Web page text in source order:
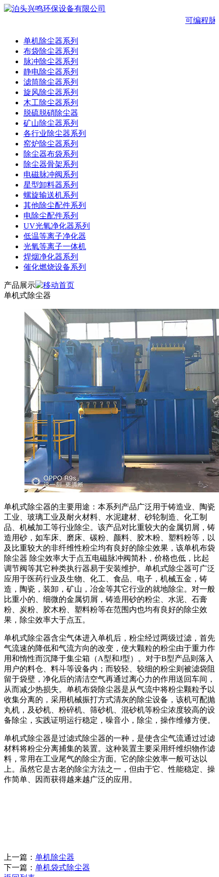
可编程脉
单机除尘器系列
布袋除尘器系列
脉冲除尘器系列
静电除尘器系列
滤筒除尘器系列
旋风除尘器系列
木工除尘器系列
脱硫脱硝除尘器
矿山除尘器系列
各行业除尘器系列
窑炉除尘器系列
除尘器布袋系列
除尘器骨架系列
电磁脉冲阀系列
星型卸料器系列
螺旋输送机系列
其他除尘配件系列
电除尘配件系列
UV光氧净化器系列
低温等离子净化器
光氧等离子一体机
焊烟净化器系列
催化燃烧设备系列
产品展示
单机式除尘器
单机式除尘器的主要用途：本系列产品广泛用于铸造业、陶瓷
工业、玻璃工业及耐火材料、水泥建材、砂轮制造、化工制
品、机械加工等行业除尘。该产品对比重较大的金属切屑，铸
造用砂，如车床、磨床、碳粉、颜料、胶木粉、塑料粉等，以
及比重较大的非纤维性粉尘均有良好的除尘效果，该单机布袋
除尘器 除尘效率大于点五电磁脉冲阀简朴，价格也低，比起
调节阀等其它种类执行器易于安装维护。单机式除尘器可广泛
应用于医药行业及生物、化工、食品、电子，机械五金，铸
造，陶瓷，装卸，矿山，冶金等其它行业的就地除尘。对一般
比重小的、细微的金属切屑，铸造用砂的粉尘、水泥、石膏
粉、炭粉、胶木粉、塑料粉等在范围内也均有良好的除尘效
果，除尘效率大于点五。
单机式除尘器含尘气体进入单机后，粉尘经过两级过滤，首先
气流速的降低和气流方向的改变，使大颗粒的粉尘由于重力作
用和惰性而沉降于集尘箱（A型和J型）。对于B型产品则落入
用户的料仓、料斗等设备内；而较轻、较细的粉尘则被滤袋阻
留于袋壁，净化后的清洁空气再通过离心力的作用送回车间，
从而减少热损失。单机布袋除尘器是从气流中将粉尘颗粒予以
收集分离的，采用机械振打方式清灰的除尘设备，该机可配抛
丸机，及砂机、粉碎机、筛砂机、混砂机等粉尘浓度较高的设
备除尘，实践证明运行稳定，噪音小，除尘，操作维修方便。
单机式除尘器是过滤式除尘器的一种，是使含尘气流通过过滤
材料将粉尘分离捕集的装置。这种装置主要采用纤维织物作滤
料，常用在工业尾气的除尘方面。它的除尘效率一般可达以
上。虽然它是古老的除尘方法之一，但由于它、性能稳定、操
作简单、因而获得越来越广泛的应用。
上一篇： 单机除尘器
下一篇： 单机袋式除尘器